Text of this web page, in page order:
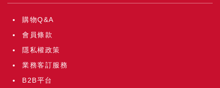
購物Q&A
會員條款
隱私權政策
業務客訂服務
B2B平台